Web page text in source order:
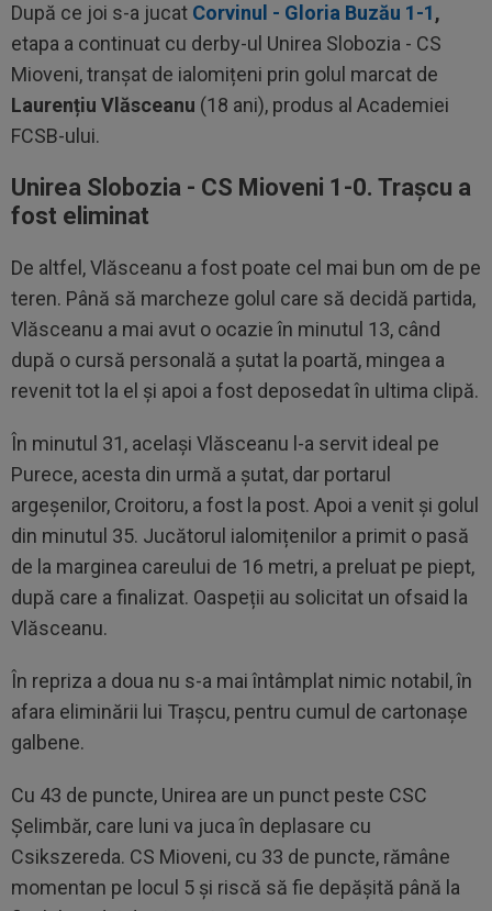
După ce joi s-a jucat Corvinul - Gloria Buzău 1-1,
etapa a continuat cu derby-ul Unirea Slobozia - CS
Mioveni, tranșat de ialomițeni prin golul marcat de
Laurențiu Vlăsceanu (18 ani), produs al Academiei
FCSB-ului.
Unirea Slobozia - CS Mioveni 1-0. Trașcu a
fost eliminat
De altfel, Vlăsceanu a fost poate cel mai bun om de pe
teren. Până să marcheze golul care să decidă partida,
Vlăsceanu a mai avut o ocazie în minutul 13, când
după o cursă personală a șutat la poartă, mingea a
revenit tot la el și apoi a fost deposedat în ultima clipă.
În minutul 31, același Vlăsceanu l-a servit ideal pe
Purece, acesta din urmă a șutat, dar portarul
argeșenilor, Croitoru, a fost la post. Apoi a venit și golul
din minutul 35. Jucătorul ialomițenilor a primit o pasă
de la marginea careului de 16 metri, a preluat pe piept,
după care a finalizat. Oaspeții au solicitat un ofsaid la
Vlăsceanu.
În repriza a doua nu s-a mai întâmplat nimic notabil, în
afara eliminării lui Trașcu, pentru cumul de cartonașe
galbene.
Cu 43 de puncte, Unirea are un punct peste CSC
Șelimbăr, care luni va juca în deplasare cu
Csikszereda. CS Mioveni, cu 33 de puncte, rămâne
momentan pe locul 5 și riscă să fie depășită până la